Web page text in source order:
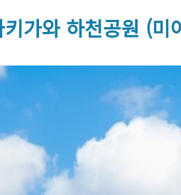
가와 하천공원 (미